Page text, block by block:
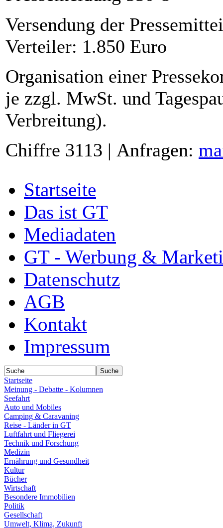
Versendung der
Verteiler: 1.850 Euro
Organisation einer
je zzgl. MwSt. und
Verbreitung).
Chiffre 3113 | Anfragen:
Startseite
Das ist GT
Mediadaten
GT - Werbung &
Datenschutz
AGB
Kontakt
Impressum
Startseite
Meinung - Debatte - Kolumnen
Seefahrt
Auto und Mobiles
Camping & Caravaning
Reise - Länder in GT
Luftfahrt und Fliegerei
Technik und Forschung
Medizin
Ernährung und Gesundheit
Kultur
Bücher
Wirtschaft
Besondere Immobilien
Politik
Gesellschaft
Umwelt, Klima, Zukunft